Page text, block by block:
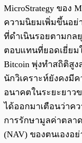
MicroStrategy ของ
ความนิยมเพิ่มขึ้นอย่
ที่ดำเนินรอยตามกล
ตอบแทนที่ยอดเยี่ยม
Bitcoin พุ่งทำสถิติสู
นักวิเคราะห์ยังคงมี
อนาคตในระยะยาว
ได้ออกมาเตือนว่าค
การรักษามูลค่าตลา
(NAV) ของตนเองอ